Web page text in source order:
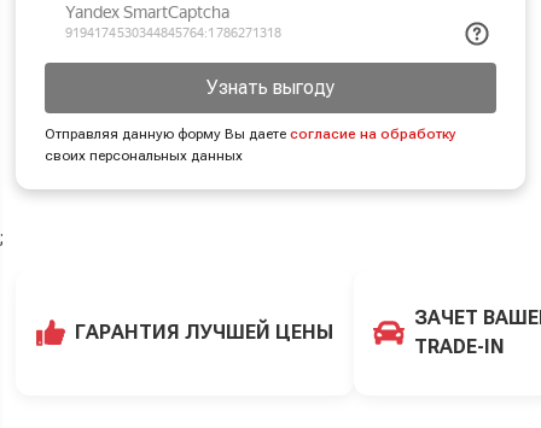
Узнать выгоду
Отправляя данную форму Вы даетесогласие на обработку
своих персональных данных
;
ГАРАНТИЯ ЛУЧШЕЙ ЦЕНЫ
ЗАЧЕТ
TRADE-IN